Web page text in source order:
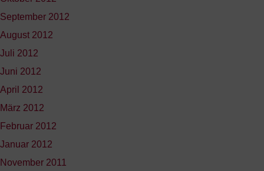
September 2012
August 2012
Juli 2012
Juni 2012
April 2012
März 2012
Februar 2012
Januar 2012
November 2011